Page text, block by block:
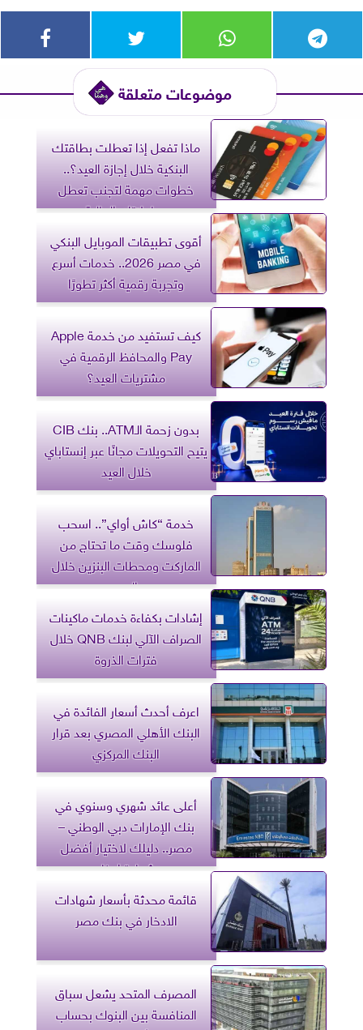
موضوعات متعلقة
ماذا تفعل إذا تعطلت بطاقتك
البنكية خلال إجازة العيد؟..
خطوات مهمة لتجنب تعطل
معاملاتك المالية
أقوى تطبيقات الموبايل البنكي
في مصر 2026.. خدمات أسرع
وتجربة رقمية أكثر تطورًا
كيف تستفيد من خدمة Apple
Pay والمحافظ الرقمية في
مشتريات العيد؟
بدون زحمة الـATM.. بنك CIB
يتيح التحويلات مجانًا عبر إنستاباي
خلال العيد
خدمة “كاش أواي”.. اسحب
فلوسك وقت ما تحتاج من
الماركت ومحطات البنزين خلال
العيد
إشادات بكفاءة خدمات ماكينات
الصراف الآلي لبنك QNB خلال
فترات الذروة
اعرف أحدث أسعار الفائدة في
البنك الأهلي المصري بعد قرار
البنك المركزي
أعلى عائد شهري وسنوي في
بنك الإمارات دبي الوطني –
مصر.. دليلك لاختيار أفضل
شهادة ادخار
قائمة محدثة بأسعار شهادات
الادخار في بنك مصر
المصرف المتحد يشعل سباق
المنافسة بين البنوك بحساب